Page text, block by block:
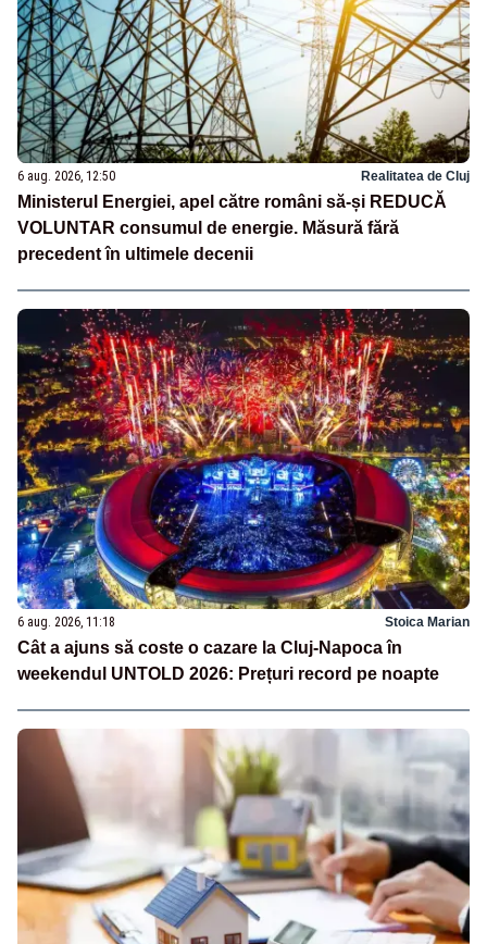
6 aug. 2026, 12:50 Realitatea de Cluj
Ministerul Energiei, apel către români să-și REDUCĂ
VOLUNTAR consumul de energie. Măsură fără
precedent în ultimele decenii
6 aug. 2026, 11:18 Stoica Marian
Cât a ajuns să coste o cazare la Cluj-Napoca în
weekendul UNTOLD 2026: Prețuri record pe noapte